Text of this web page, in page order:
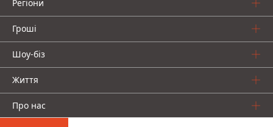
Регіони
Гроші
Шоу-біз
Життя
Про нас